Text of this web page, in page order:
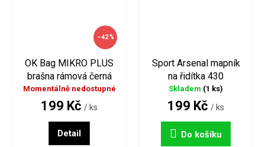
–42 %
OK Bag MIKRO PLUS
brašna rámová černá
Momentálně nedostupné
199 Kč / ks
Detail
Sport Arsenal mapník
na řidítka 430
Skladem (1 ks)
199 Kč / ks
Do košíku